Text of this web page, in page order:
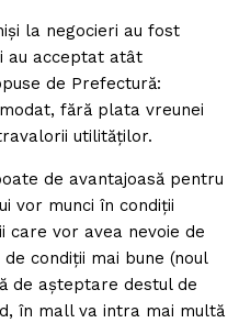
la negocieri au fost
au acceptat atât
de Prefectură:
fără plata vreunei
utilităţilor.
de avantajoasă pentru
vor munci în condiţii
care vor avea nevoie de
condiţii mai bune (noul
de aşteptare destul de
în mall va intra mai multă